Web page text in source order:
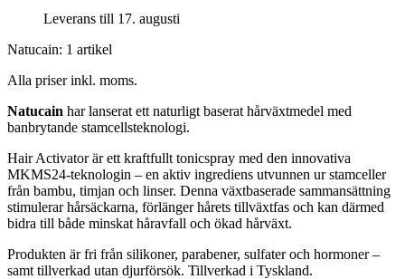
Leverans till 17. augusti
Natucain: 1 artikel
Alla priser inkl. moms.
Natucain har lanserat ett naturligt baserat hårväxtmedel med
banbrytande stamcellsteknologi.
Hair Activator är ett kraftfullt tonicspray med den innovativa
MKMS24-teknologin – en aktiv ingrediens utvunnen ur stamceller
från bambu, timjan och linser. Denna växtbaserade sammansättning
stimulerar hårsäckarna, förlänger hårets tillväxtfas och kan därmed
bidra till både minskat håravfall och ökad hårväxt.
Produkten är fri från silikoner, parabener, sulfater och hormoner –
samt tillverkad utan djurförsök. Tillverkad i Tyskland.